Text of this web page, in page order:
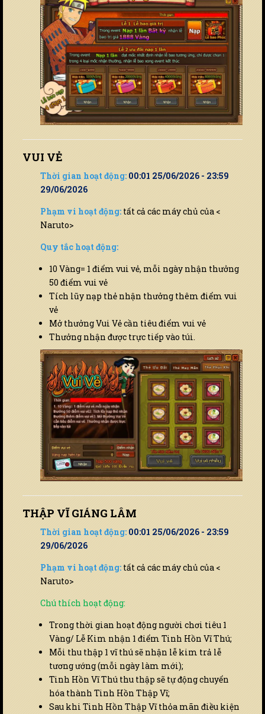
VUI VẺ
Thời gian hoạt động: 00:01 25/06/2026 - 23:59
29/06/2026
Phạm vi hoạt động: tất cả các máy chủ của <
Naruto>
Quy tắc hoạt động:
10 Vàng= 1 điểm vui vẻ, mỗi ngày nhận thưởng
50 điểm vui vẻ
Tích lũy nạp thẻ nhận thưởng thêm điểm vui
vẻ
Mở thưởng Vui Vẻ cần tiêu điểm vui vẻ
Thưởng nhận được trực tiếp vào túi.
THẬP VĨ GIÁNG LÂM
Thời gian hoạt động: 00:01 25/06/2026 - 23:59
29/06/2026
Phạm vi hoạt động: tất cả các máy chủ của <
Naruto>
Chú thích hoạt động:
Trong thời gian hoạt động người chơi tiêu 1
Vàng/ Lễ Kim nhận 1 điểm Tinh Hồn Vĩ Thú;
Mỗi thu thập 1 vĩ thú sẽ nhận lễ kim trả lễ
tương ướng (mỗi ngày làm mới);
Tinh Hồn Vĩ Thú thu thập sẽ tự động chuyển
hóa thành Tinh Hồn Thập Vĩ;
Sau khi Tinh Hồn Thập Vĩ thỏa mãn điều kiện